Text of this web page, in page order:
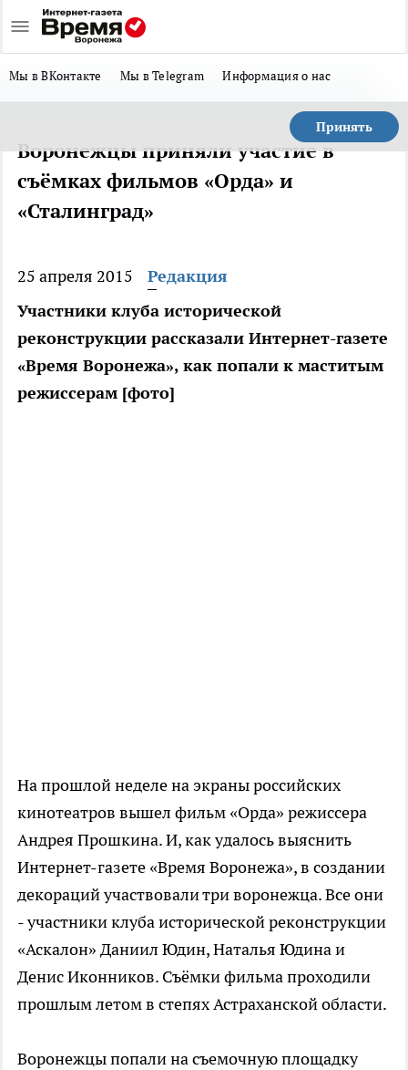
Мы в ВКонтакте Мы в Telegram Информация о нас
Принять
Воронежцы приняли участие в
съёмках фильмов «Орда» и
«Сталинград»
25 апреля 2015
Редакция
Участники клуба исторической
реконструкции рассказали Интернет-газете
«Время Воронежа», как попали к маститым
режиссерам [фото]
На прошлой неделе на экраны российских
кинотеатров вышел фильм «Орда» режиссера
Андрея Прошкина. И, как удалось выяснить
Интернет-газете «Время Воронежа», в создании
декораций участвовали три воронежца. Все они
- участники клуба исторической реконструкции
«Аскалон» Даниил Юдин, Наталья Юдина и
Денис Иконников. Съёмки фильма проходили
прошлым летом в степях Астраханской области.
Воронежцы попали на съемочную площадку